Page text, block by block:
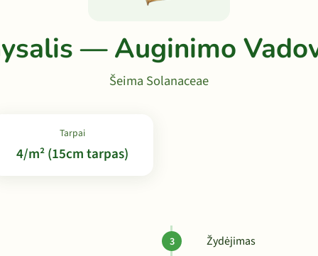
— Auginimo
Šeima Solanaceae
Tarpai
4/m² (15cm tarpas)
Žydėjimas